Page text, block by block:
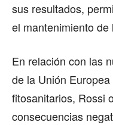
sus resultados,
el mantenimiento
En relación con las
de la Unión
fitosanitarios, Rossi
consecuencias